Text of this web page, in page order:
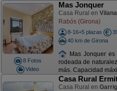
8 Fotos
Video
Mas Jonquer
Casa Rural en
Rabós (Girona)
8-16+5 plazas
40 km de Girona
Mas Jonquer
rodeada de
más. Capacidad
Casa Rural
Casa Rural en